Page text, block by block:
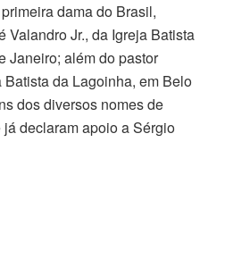
dama do Brasil,
Valandro Jr., da Igreja Batista
Janeiro; além do pastor
da Lagoinha, em Belo
dos diversos nomes de
declaram apoio a Sérgio